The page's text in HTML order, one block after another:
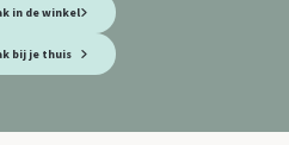
in de winkel
bij je thuis